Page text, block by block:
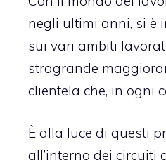
negli ultimi anni, si è
sui vari ambiti
stragrande
clientela che, in ogni
È alla luce di questi
all’interno dei circuiti